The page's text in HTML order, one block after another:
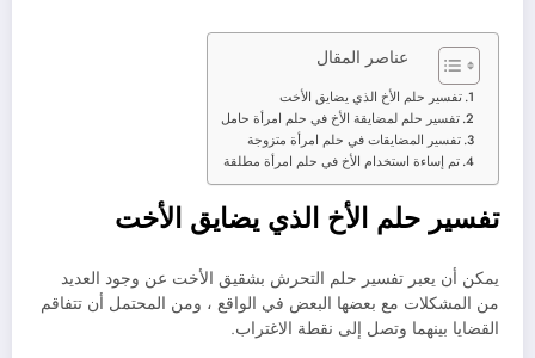
عناصر المقال
تفسير حلم الأخ الذي يضايق الأخت
تفسير حلم لمضايقة الأخ في حلم امرأة حامل
تفسير المضايقات في حلم امرأة متزوجة
تم إساءة استخدام الأخ في حلم امرأة مطلقة
تفسير حلم الأخ الذي يضايق الأخت
يمكن أن يعبر تفسير حلم التحرش بشقيق الأخت عن وجود العديد
من المشكلات مع بعضها البعض في الواقع ، ومن المحتمل أن تتفاقم
القضايا بينهما وتصل إلى نقطة الاغتراب.